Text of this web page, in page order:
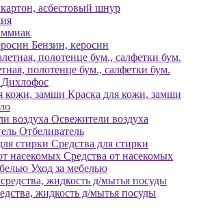
асбестовый шнур
Бензин, керосин
полотенце бум., салфетки бум.
Дихлофос
Краска для кожи, замши
Освежители воздуха
Отбеливатель
Средства для стирки
Средства от насекомых
Уход за мебелью
жидкость д/мытья посуды